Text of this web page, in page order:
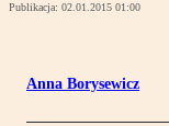
Publikacja: 02.01.2015 01:00
Anna Borysewicz